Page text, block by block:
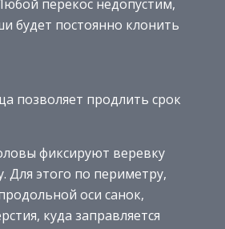
перекос недопустим,
будет постоянно клонить
позволяет продлить срок
фиксируют веревку
Для этого по периметру,
оси санок,
куда заправляется